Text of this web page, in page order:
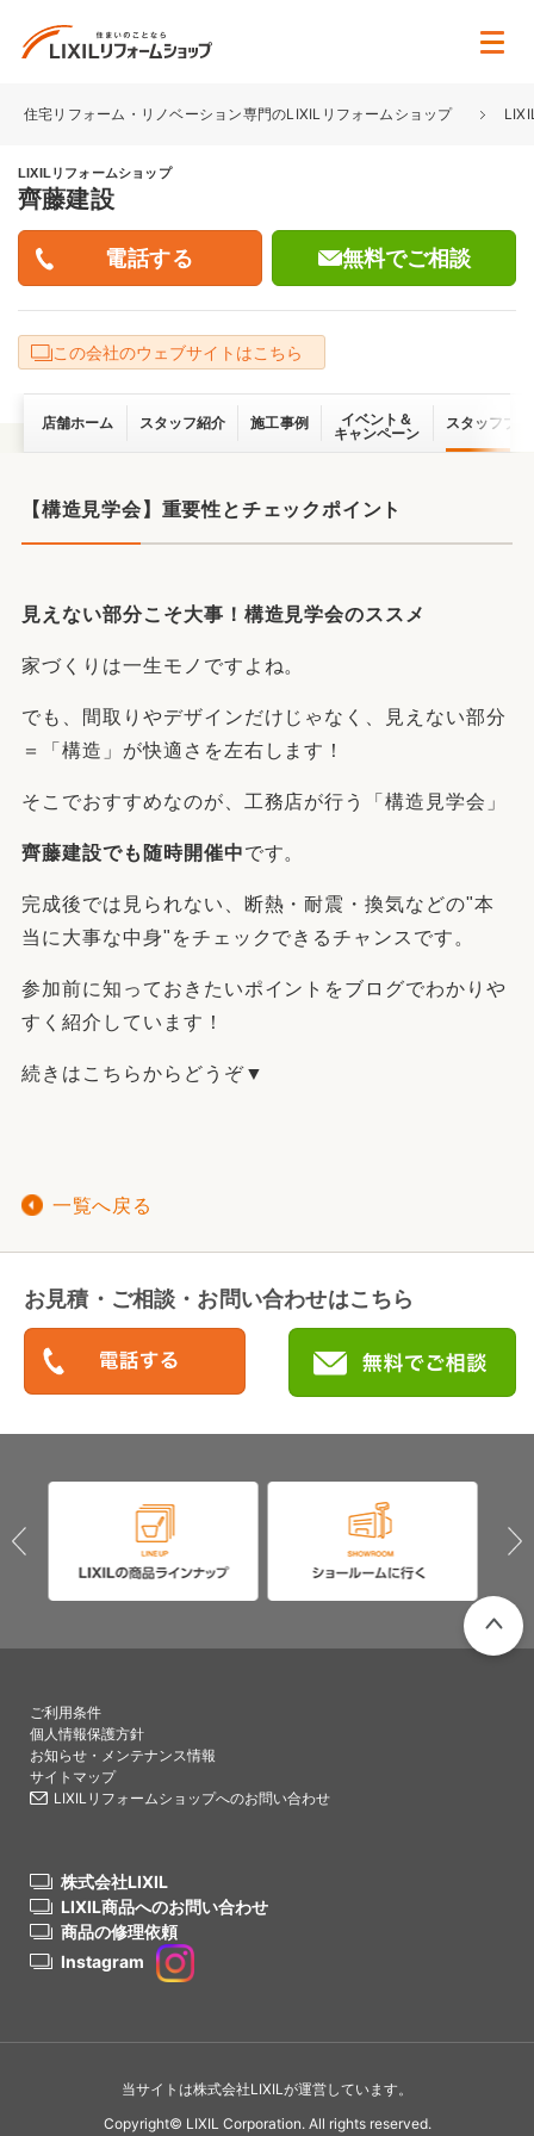
住宅リフォーム・リノベーション専門のLIXILリフォームショップ
LIXILリフォームショップ
齊藤建設
無料でご相談
この会社のウェブサイトはこちら
店舗ホーム スタッフ紹介 施工事例
イベント＆
キャンペーン
スタッフブ
【構造見学会】重要性とチェックポイント
見えない部分こそ大事！構造見学会のススメ
家づくりは一生モノですよね。
でも、間取りやデザインだけじゃなく、見えない部分
＝「構造」が快適さを左右します！
そこでおすすめなのが、工務店が行う「構造見学会」
齊藤建設でも随時開催中です。
完成後では見られない、断熱・耐震・換気などの"本
当に大事な中身"をチェックできるチャンスです。
参加前に知っておきたいポイントをブログでわかりや
すく紹介しています！
続きはこちらからどうぞ▼
一覧へ戻る
お見積・ご相談・お問い合わせはこちら
ご利用条件
個人情報保護方針
お知らせ・メンテナンス情報
サイトマップ
LIXILリフォームショップへのお問い合わせ
株式会社LIXIL
LIXIL商品へのお問い合わせ
商品の修理依頼
Instagram
当サイトは株式会社LIXILが運営しています。
Copyright© LIXIL Corporation. All rights reserved.